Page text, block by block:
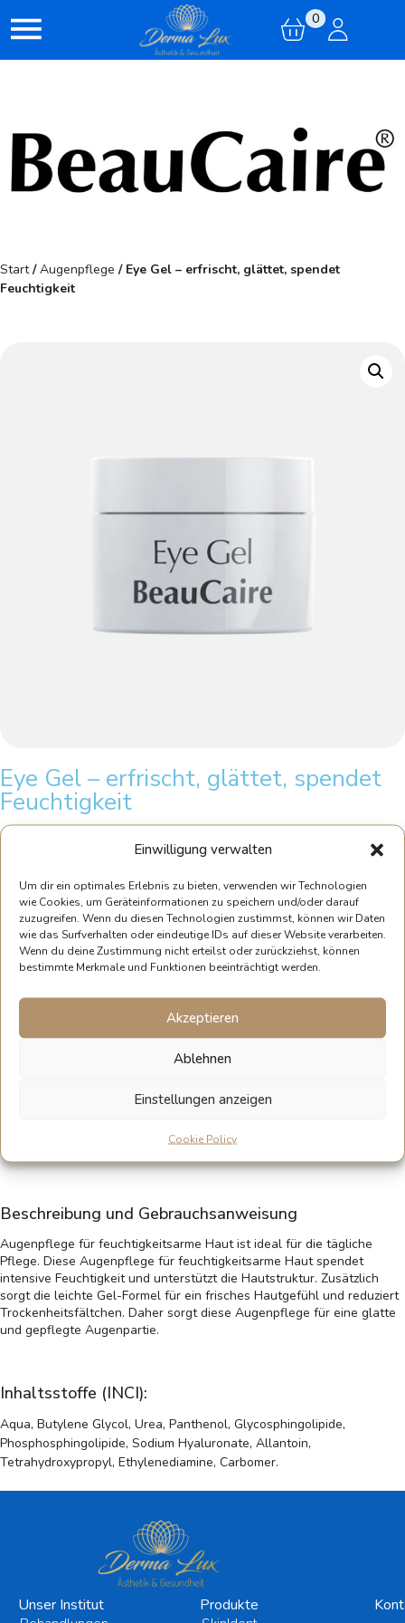
Einwilligung verwalten
Um dir ein optimales Erlebnis zu bieten, verwenden wir Technologien
wie Cookies, um Geräteinformationen zu speichern und/oder darauf
zuzugreifen. Wenn du diesen Technologien zustimmst, können wir Daten
wie das Surfverhalten oder eindeutige IDs auf dieser Website verarbeiten.
Wenn du deine Zustimmung nicht erteilst oder zurückziehst, können
bestimmte Merkmale und Funktionen beeinträchtigt werden.
Akzeptieren
Ablehnen
Einstellungen anzeigen
Cookie Policy
0
Start/Augenpflege / Eye Gel – erfrischt, glättet, spendet
Feuchtigkeit
Eye Gel – erfrischt, glättet, spendet
Feuchtigkeit
Augenpflege
Mindert Trockenheitsfältchen
Spendet intensive Feuchtigkeit.
Glättet die Augenpartie
Beruhigt empfindliche Haut.
Bei müder Haut
Ideal für feuchtigkeitsarme und sensible Haut.
Für alle Hauttypen
Geeignet für jedes Alter und die tägliche Pflege.
Online-Beratung mit einer Kosmetikerin
15 ml Tiegel
Beschreibung und Gebrauchsanweisung
Augenpflege für feuchtigkeitsarme Haut ist ideal für die tägliche
Pflege. Diese Augenpflege für feuchtigkeitsarme Haut spendet
intensive Feuchtigkeit und unterstützt die Hautstruktur. Zusätzlich
sorgt die leichte Gel-Formel für ein frisches Hautgefühl und reduziert
Trockenheitsfältchen. Daher sorgt diese Augenpflege für eine glatte
und gepflegte Augenpartie.
Inhaltsstoffe (INCI):
Aqua, Butylene Glycol, Urea, Panthenol, Glycosphingolipide,
Phosphosphingolipide, Sodium Hyaluronate, Allantoin,
Tetrahydroxypropyl, Ethylenediamine, Carbomer.
Unser Institut Produkte